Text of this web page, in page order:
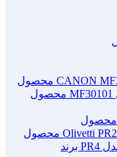
1 محصول
ریبون پرینتر سوزنی اولیوتی مدل PR4 برند